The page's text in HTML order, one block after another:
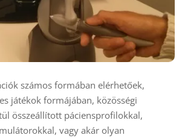
számos formában elérhetőek,
játékok formájában, közösségi
összeállított páciensprofilokkal,
vagy akár olyan